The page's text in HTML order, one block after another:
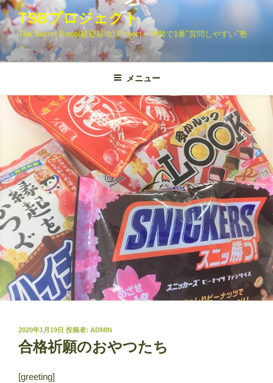
コ
ン
テ
ン
ツ
ス
TSBプロジェクト
The Secret Base(秘密基地) Project～伊勢で1番"質問しやすい"塾
～
メニュー
投
稿
日:
2020年1月19日 投稿者: ADMIN
合格祈願のおやつたち
[greeting]